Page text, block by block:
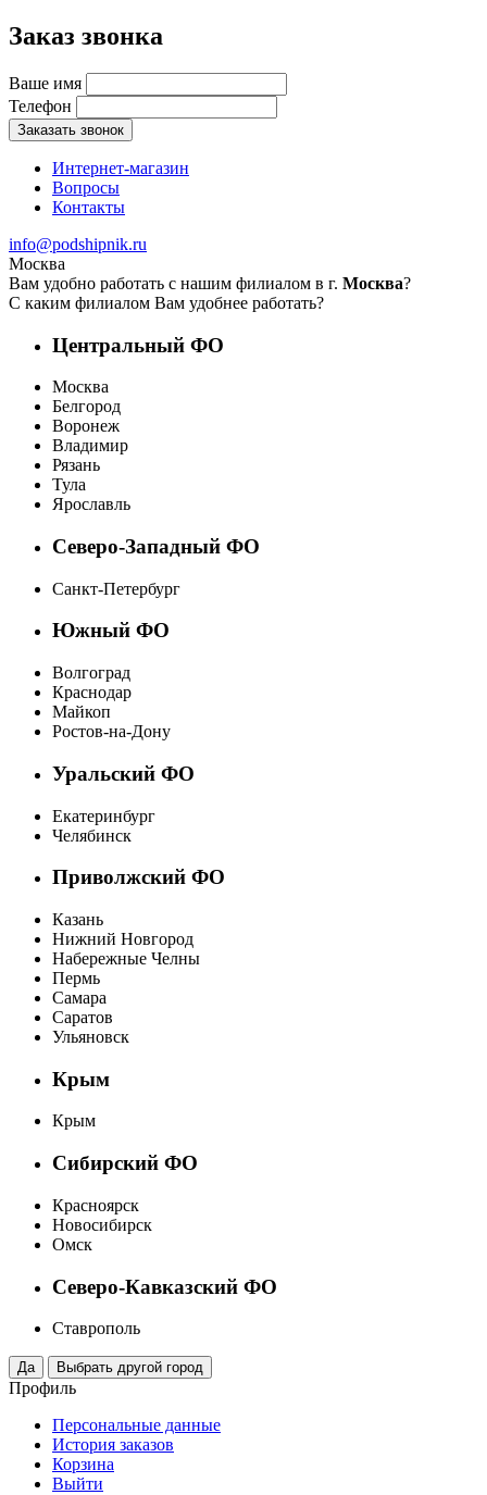
Заказ звонка
Ваше имя
Телефон
Заказать звонок
Интернет-магазин
Вопросы
Контакты
info@podshipnik.ru
Москва
Вам удобно работать с нашим филиалом в г. Москва?
С каким филиалом Вам удобнее работать?
Центральный ФО
Москва
Белгород
Воронеж
Владимир
Рязань
Тула
Ярославль
Северо-Западный ФО
Санкт-Петербург
Южный ФО
Волгоград
Краснодар
Майкоп
Ростов-на-Дону
Уральский ФО
Екатеринбург
Челябинск
Приволжский ФО
Казань
Нижний Новгород
Набережные Челны
Пермь
Самара
Саратов
Ульяновск
Крым
Крым
Сибирский ФО
Красноярск
Новосибирск
Омск
Северо-Кавказский ФО
Ставрополь
Профиль
Персональные данные
История заказов
Корзина
Выйти